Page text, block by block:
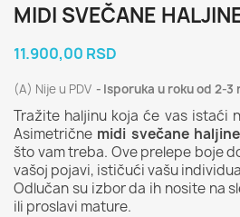
MIDI SVEČANE
11.900,00 RSD
(A) Nije u PDV Isporuka u roku od 2-3
Tražite haljinu koja će vas istaći
Asimetrične midi svečane haljine
što vam treba. Ove prelepe boje
vašoj pojavi, ističući vašu
Odlučan su izbor da ih nosite na
ili proslavi mature.